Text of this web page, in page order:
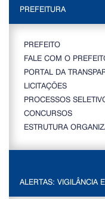
PREFEITURA
PREFEITO
FALE COM O
PORTAL DA
LICITAÇÕES
PROCESSOS
CONCURSOS
ESTRUTURA
ALERTAS: VIGILÂNCIA